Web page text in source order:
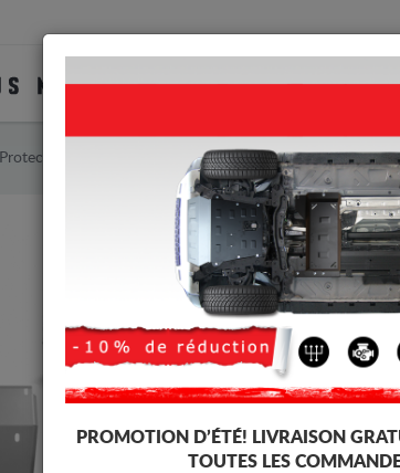
PROTECTION
Protection Sous Moteur Suzuki Vitara
PROMOTION D’ÉTÉ! LIVRAISON
TOUTES LES